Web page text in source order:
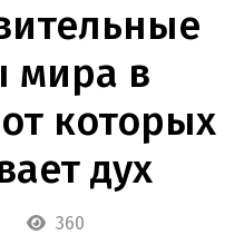
мира в
которых
дух
360